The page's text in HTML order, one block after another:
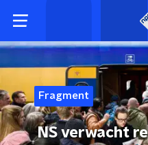
Fragment
NS verwacht